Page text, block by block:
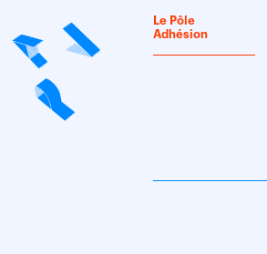
Le Pôle
Adhésion